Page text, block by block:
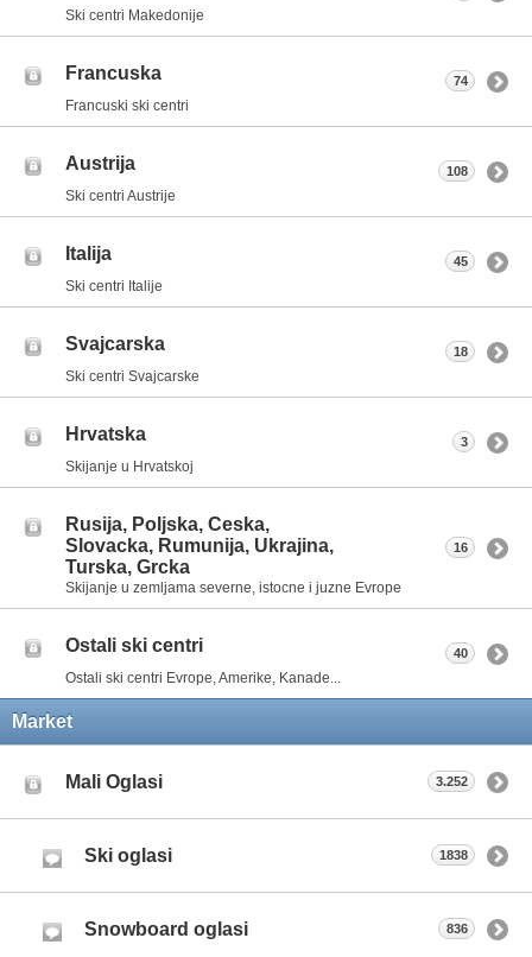
Ski centri Makedonije
Francuska
Francuski ski centri
74
Austrija
Ski centri Austrije
108
Italija
Ski centri Italije
45
Svajcarska
Ski centri Svajcarske
18
Hrvatska
Skijanje u Hrvatskoj
3
Rusija, Poljska, Ceska,
Slovacka, Rumunija, Ukrajina,
Turska, Grcka
Skijanje u zemljama severne, istocne i juzne Evrope
16
Ostali ski centri
Ostali ski centri Evrope, Amerike, Kanade...
40
Market
Mali Oglasi 3.252
Ski oglasi 1838
Snowboard oglasi 836